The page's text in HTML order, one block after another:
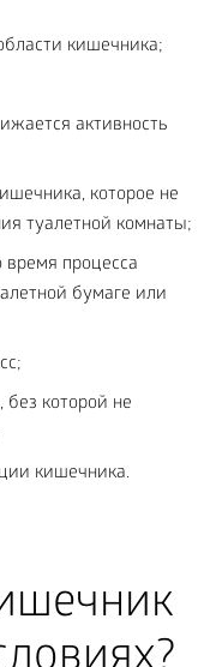
кишечника;
активность
которое не
туалетной комнаты;
время процесса
бумаге или
без которой не
кишечника.